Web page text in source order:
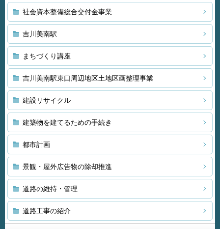
社会資本整備総合交付金事業
吉川美南駅
まちづくり講座
吉川美南駅東口周辺地区土地区画整理事業
建設リサイクル
建築物を建てるための手続き
都市計画
景観・屋外広告物の除却推進
道路の維持・管理
道路工事の紹介